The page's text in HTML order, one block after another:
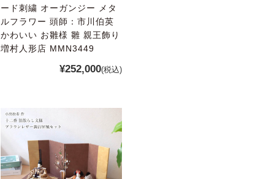
ード刺繍 オーガンジー メタ
ルフラワー 頭師：市川伯英
かわいい お雛様 雛 親王飾り
増村人形店 MMN3449
¥252,000(税込)